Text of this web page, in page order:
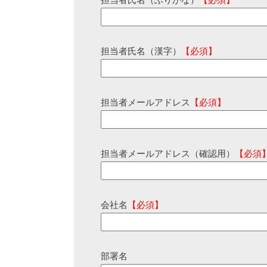
担当者氏名（漢字） 【必須】
担当者メールアドレス 【必須】
担当者メールアドレス（確認用） 【必須
会社名 【必須】
部署名